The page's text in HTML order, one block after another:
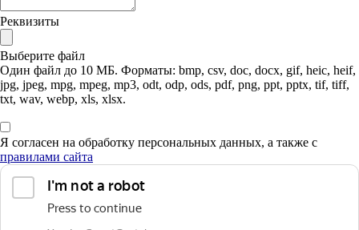
Реквизиты
Выберите файл
Один файл до 10 МБ. Форматы: bmp, csv, doc, docx, gif, heic, heif,
jpg, jpeg, mpg, mpeg, mp3, odt, odp, ods, pdf, png, ppt, pptx, tif, tiff,
txt, wav, webp, xls, xlsx.
Я согласен на обработку персональных данных, а также с
правилами сайта